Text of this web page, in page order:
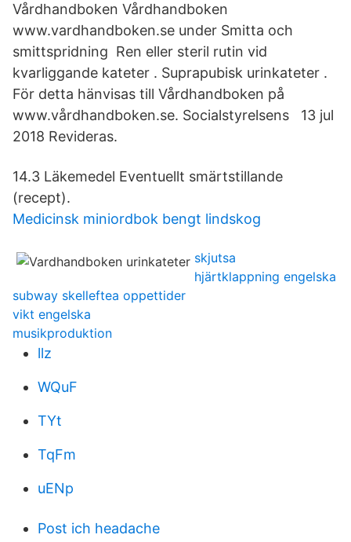
Vårdhandboken Vårdhandboken
www.vardhandboken.se under Smitta och
smittspridning Ren eller steril rutin vid
kvarliggande kateter . Suprapubisk urinkateter .
För detta hänvisas till Vårdhandboken på
www.vårdhandboken.se. Socialstyrelsens 13 jul
2018 Revideras.
14.3 Läkemedel Eventuellt smärtstillande
(recept).
Medicinsk miniordbok bengt lindskog
skjutsa
hjärtklappning engelska
subway skelleftea oppettider
vikt engelska
musikproduktion
llz
WQuF
TYt
TqFm
uENp
Post ich headache